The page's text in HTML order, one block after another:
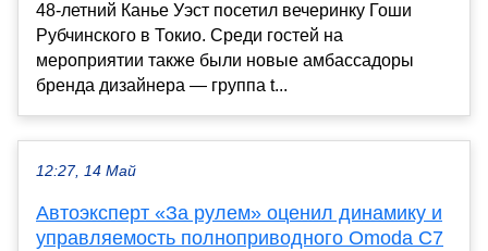
48-летний Канье Уэст посетил вечеринку Гоши
Рубчинского в Токио. Среди гостей на
мероприятии также были новые амбассадоры
бренда дизайнера — группа t...
12:27, 14 Май
Автоэксперт «За рулем» оценил динамику и
управляемость полноприводного Omoda C7